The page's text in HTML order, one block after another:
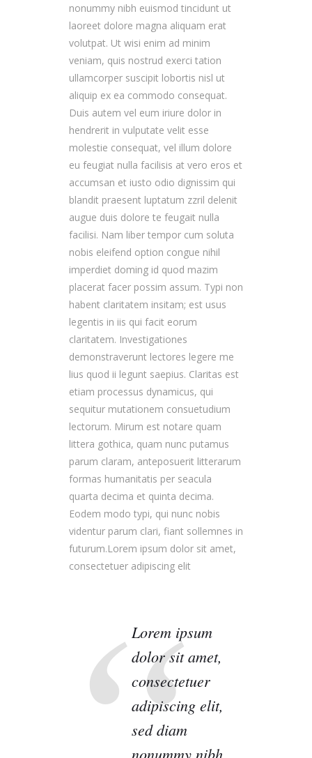
nonummy nibh euismod tincidunt ut
laoreet dolore magna aliquam erat
volutpat. Ut wisi enim ad minim
veniam, quis nostrud exerci tation
ullamcorper suscipit lobortis nisl ut
aliquip ex ea commodo consequat.
Duis autem vel eum iriure dolor in
hendrerit in vulputate velit esse
molestie consequat, vel illum dolore
eu feugiat nulla facilisis at vero eros et
accumsan et iusto odio dignissim qui
blandit praesent luptatum zzril delenit
augue duis dolore te feugait nulla
facilisi. Nam liber tempor cum soluta
nobis eleifend option congue nihil
imperdiet doming id quod mazim
placerat facer possim assum. Typi non
habent claritatem insitam; est usus
legentis in iis qui facit eorum
claritatem. Investigationes
demonstraverunt lectores legere me
lius quod ii legunt saepius. Claritas est
etiam processus dynamicus, qui
sequitur mutationem consuetudium
lectorum. Mirum est notare quam
littera gothica, quam nunc putamus
parum claram, anteposuerit litterarum
formas humanitatis per seacula
quarta decima et quinta decima.
Eodem modo typi, qui nunc nobis
videntur parum clari, fiant sollemnes in
futurum.Lorem ipsum dolor sit amet,
consectetuer adipiscing elit
Lorem ipsum
dolor sit amet,
consectetuer
adipiscing elit,
sed diam
nonummy nibh